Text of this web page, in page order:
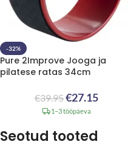
-32%
Pure 2Improve Jooga ja
pilatese ratas 34cm
€39.95€27.15
1–3 tööpäeva
Seotud tooted